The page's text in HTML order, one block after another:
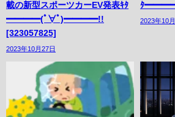
載の新型スポーツカーEV発表ｷﾀ
━━━━(ﾟ∀ﾟ)━━━━!!
[323057825]
2023年10月27日
ﾀ
2023年10